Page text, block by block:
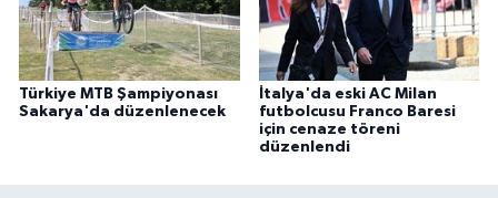
Türkiye MTB Şampiyonası
Sakarya'da düzenlenecek
İtalya'da eski AC Milan
futbolcusu Franco Baresi
için cenaze töreni
düzenlendi